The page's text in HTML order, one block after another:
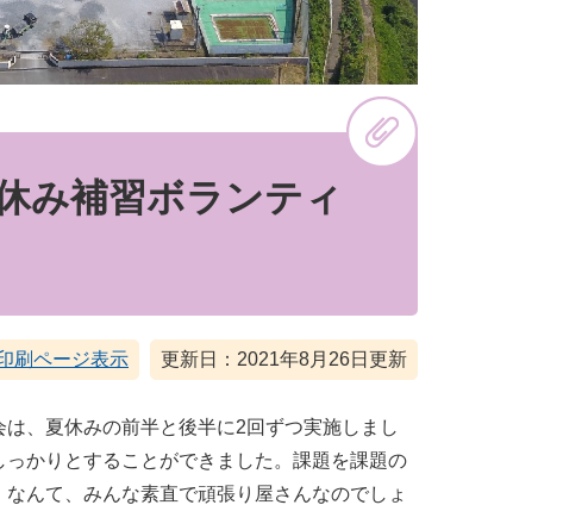
み補習ボランティ
刷ページ表示 更新日：2021年8月26日更新
、夏休みの前半と後半に2回ずつ実施しまし
かりとすることができました。課題を課題の
んて、みんな素直で頑張り屋さんなのでしょ